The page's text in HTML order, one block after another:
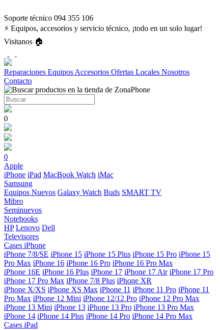
Soporte técnico 094 355 106
⚡ Equipos, accesorios y servicio técnico, ¡todo en un solo lugar!
Visitanos 🏠
Reparaciones Equipos Accesorios Ofertas Locales Nosotros
Contacto
0
0
Apple
iPhone iPad MacBook Watch iMac
Samsung
Equipos Nuevos Galaxy Watch Buds SMART TV
Mibro
Seminuevos
Notebooks
HP Lenovo Dell
Televisores
Cases iPhone
iPhone 7/8/SE iPhone 15 iPhone 15 Plus iPhone 15 Pro iPhone 15
Pro Max iPhone 16 iPhone 16 Pro iPhone 16 Pro Max
iPhone 16E iPhone 16 Plus iPhone 17 iPhone 17 Air iPhone 17 Pro
iPhone 17 Pro Max iPhone 7/8 Plus iPhone XR
iPhone X/XS iPhone XS Max iPhone 11 iPhone 11 Pro iPhone 11
Pro Max iPhone 12 Mini iPhone 12/12 Pro iPhone 12 Pro Max
iPhone 13 Mini iPhone 13 iPhone 13 Pro iPhone 13 Pro Max
iPhone 14 iPhone 14 Plus iPhone 14 Pro iPhone 14 Pro Max
Cases iPad